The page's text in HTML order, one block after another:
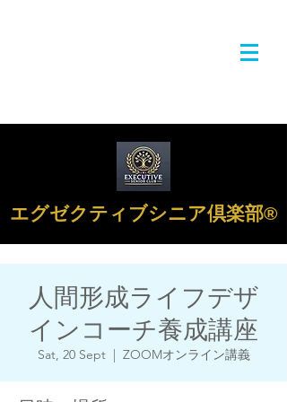
エグゼクティブシニア倶楽部®︎
人間形成ライフデザ
インコーチ養成講座
Sat, 20 Sept
  |
ZOOMオンライン講義